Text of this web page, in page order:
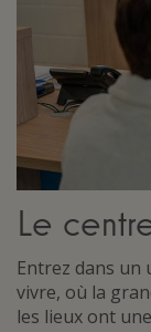
Le
Entrez dans un
vivre, où la
les lieux ont